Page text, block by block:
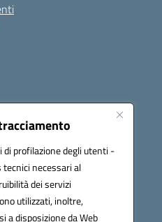
profilazione degli utenti -
necessari al
dei servizi
utilizzati, inoltre,
disposizione da Web